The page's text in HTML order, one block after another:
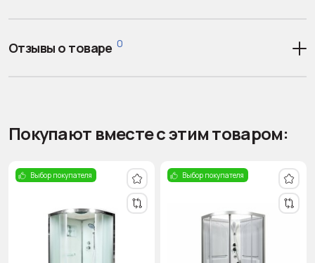
Отзывы о товаре 0
Покупают вместе с этим товаром:
Выбор покупателя Выбор покупателя